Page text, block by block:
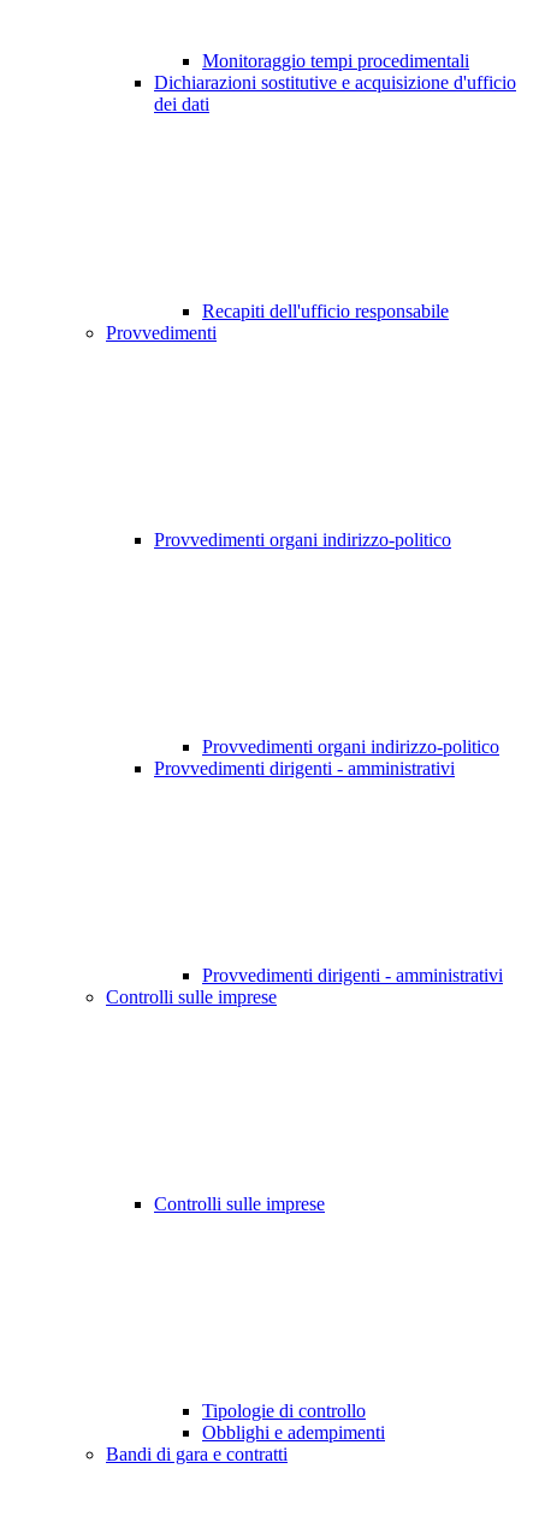
Monitoraggio tempi procedimentali
Dichiarazioni sostitutive e acquisizione d'ufficio
dei dati
Recapiti dell'ufficio responsabile
Provvedimenti
Provvedimenti organi indirizzo-politico
Provvedimenti organi indirizzo-politico
Provvedimenti dirigenti - amministrativi
Provvedimenti dirigenti - amministrativi
Controlli sulle imprese
Controlli sulle imprese
Tipologie di controllo
Obblighi e adempimenti
Bandi di gara e contratti